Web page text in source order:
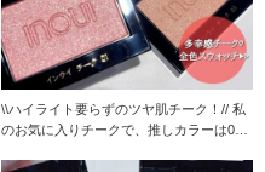
\\ハイライト要らずのツヤ肌チーク！// 私
のお気に入りチークで、推しカラーは0